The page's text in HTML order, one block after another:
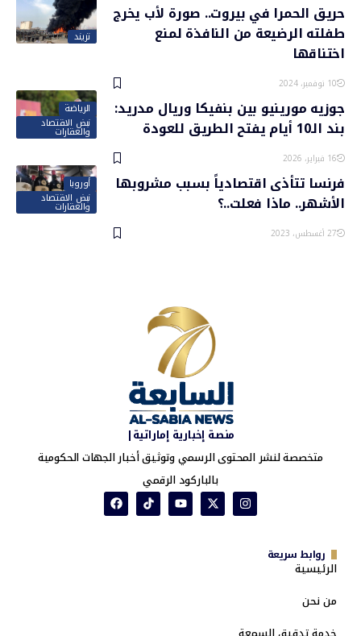
تريند
حريق الحمرا في بيروت.. صورة لأب يخرج
طفلته الرضيعة من النافذة لمنع
اختناقها
10 نوفمبر، 2024
الرياضة
نبض الاقتصاد
والعقارات
جوزيه مورينيو بين بنفيكا وريال مدريد:
بند الـ10 أيام يفتح الطريق للعودة
16 فبراير، 2026
أوروبا
نبض الاقتصاد
والعقارات
فرنسا تتأذى اقتصادياً بسبب مشروبها
الأشهر.. ماذا فعلت..؟
27 أغسطس، 2023
منصة إخبارية إماراتية|
متخصصة لنشر المحتوى الرسمي وتوثيق أخبار الجهات الحكومية
بالباركود الرقمي
روابط سريعة
الرئيسية
من نحن